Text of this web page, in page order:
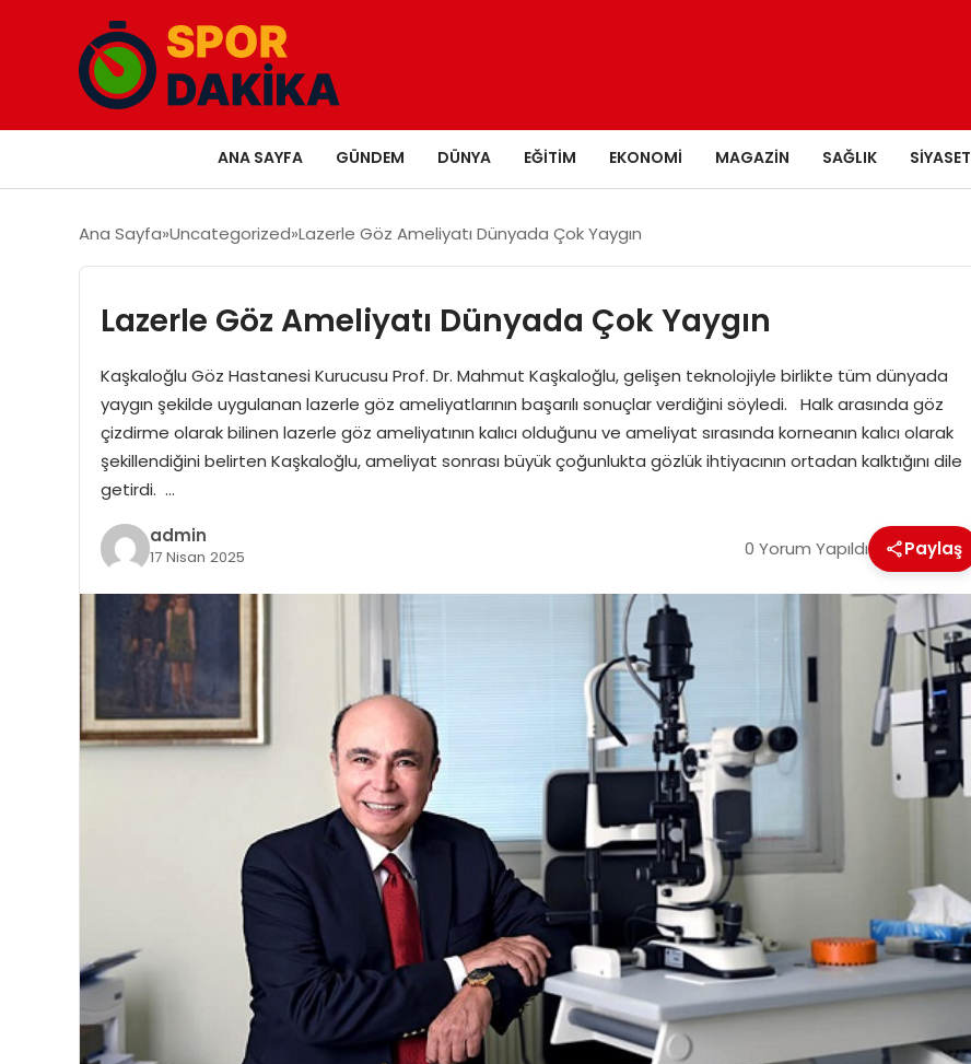
ANA SAYFA GÜNDEM DÜNYA EĞITIM EKONOMI MAGAZIN SAĞLIK SIYASET
Ana Sayfa Uncategorized Lazerle Göz Ameliyatı Dünyada Çok Yaygın
Lazerle Göz Ameliyatı Dünyada Çok Yaygın
Kaşkaloğlu Göz Hastanesi Kurucusu Prof. Dr. Mahmut Kaşkaloğlu, gelişen teknolojiyle birlikte tüm dünyada
yaygın şekilde uygulanan lazerle göz ameliyatlarının başarılı sonuçlar verdiğini söyledi. Halk arasında göz
çizdirme olarak bilinen lazerle göz ameliyatının kalıcı olduğunu ve ameliyat sırasında korneanın kalıcı olarak
şekillendiğini belirten Kaşkaloğlu, ameliyat sonrası büyük çoğunlukta gözlük ihtiyacının ortadan kalktığını dile
getirdi. …
admin
17 Nisan 2025 0 Yorum Yapıldı Paylaş